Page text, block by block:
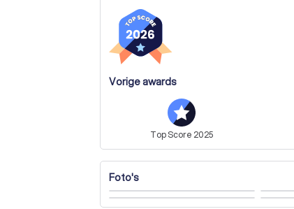
overleggen, adviezen geven,
lovende reviews op Werkspot en
* 1 jaar garantie op de verrichtte
Vorige awards
TopScore 2025
Foto's